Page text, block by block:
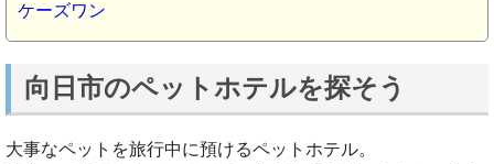
ケーズワン
向日市のペットホテルを探そう
大事なペットを旅行中に預けるペットホテル。